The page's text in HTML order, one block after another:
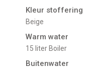
Kleur stoffering
Beige
Warm water
15 liter Boiler
Buitenwater